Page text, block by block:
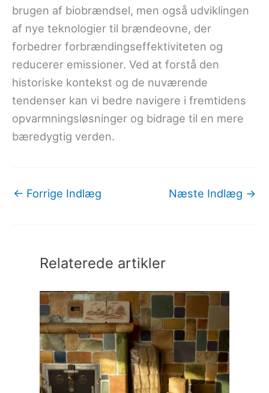
brugen af biobrændsel, men også udviklingen
af nye teknologier til brændeovne, der
forbedrer forbrændingseffektiviteten og
reducerer emissioner. Ved at forstå den
historiske kontekst og de nuværende
tendenser kan vi bedre navigere i fremtidens
opvarmningsløsninger og bidrage til en mere
bæredygtig verden.
← Forrige Indlæg Næste Indlæg →
Relaterede artikler